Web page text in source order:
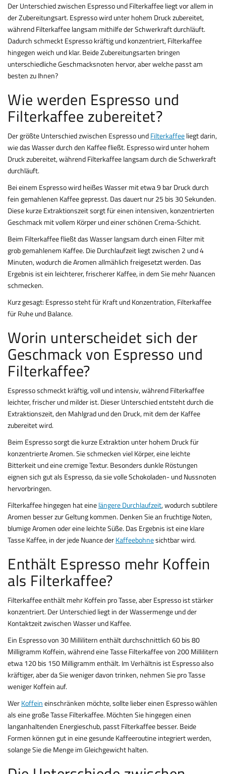
Der Unterschied zwischen Espresso und Filterkaffee liegt vor allem in
der Zubereitungsart. Espresso wird unter hohem Druck zubereitet,
während Filterkaffee langsam mithilfe der Schwerkraft durchläuft.
Dadurch schmeckt Espresso kräftig und konzentriert, Filterkaffee
hingegen weich und klar. Beide Zubereitungsarten bringen
unterschiedliche Geschmacksnoten hervor, aber welche passt am
besten zu Ihnen?
Wie werden Espresso und
Filterkaffee zubereitet?
Der größte Unterschied zwischen Espresso undFilterkaffeeliegt darin,
wie das Wasser durch den Kaffee fließt. Espresso wird unter hohem
Druck zubereitet, während Filterkaffee langsam durch die Schwerkraft
durchläuft.
Bei einem Espresso wird heißes Wasser mit etwa 9 bar Druck durch
fein gemahlenen Kaffee gepresst. Das dauert nur 25 bis 30 Sekunden.
Diese kurze Extraktionszeit sorgt für einen intensiven, konzentrierten
Geschmack mit vollem Körper und einer schönen Crema-Schicht.
Beim Filterkaffee fließt das Wasser langsam durch einen Filter mit
grob gemahlenem Kaffee. Die Durchlaufzeit liegt zwischen 2 und 4
Minuten, wodurch die Aromen allmählich freigesetzt werden. Das
Ergebnis ist ein leichterer, frischerer Kaffee, in dem Sie mehr Nuancen
schmecken.
Kurz gesagt: Espresso steht für Kraft und Konzentration, Filterkaffee
für Ruhe und Balance.
Worin unterscheidet sich der
Geschmack von Espresso und
Filterkaffee?
Espresso schmeckt kräftig, voll und intensiv, während Filterkaffee
leichter, frischer und milder ist. Dieser Unterschied entsteht durch die
Extraktionszeit, den Mahlgrad und den Druck, mit dem der Kaffee
zubereitet wird.
Beim Espresso sorgt die kurze Extraktion unter hohem Druck für
konzentrierte Aromen. Sie schmecken viel Körper, eine leichte
Bitterkeit und eine cremige Textur. Besonders dunkle Röstungen
eignen sich gut als Espresso, da sie volle Schokoladen- und Nussnoten
hervorbringen.
Filterkaffee hingegen hat einelängere Durchlaufzeit, wodurch subtilere
Aromen besser zur Geltung kommen. Denken Sie an fruchtige Noten,
blumige Aromen oder eine leichte Süße. Das Ergebnis ist eine klare
Tasse Kaffee, in der jede Nuance derKaffeebohnesichtbar wird.
Enthält Espresso mehr Koffein
als Filterkaffee?
Filterkaffee enthält mehr Koffein pro Tasse, aber Espresso ist stärker
konzentriert. Der Unterschied liegt in der Wassermenge und der
Kontaktzeit zwischen Wasser und Kaffee.
Ein Espresso von 30 Millilitern enthält durchschnittlich 60 bis 80
Milligramm Koffein, während eine Tasse Filterkaffee von 200 Millilitern
etwa 120 bis 150 Milligramm enthält. Im Verhältnis ist Espresso also
kräftiger, aber da Sie weniger davon trinken, nehmen Sie pro Tasse
weniger Koffein auf.
WerKoffeineinschränken möchte, sollte lieber einen Espresso wählen
als eine große Tasse Filterkaffee. Möchten Sie hingegen einen
langanhaltenden Energieschub, passt Filterkaffee besser. Beide
Formen können gut in eine gesunde Kaffeeroutine integriert werden,
solange Sie die Menge im Gleichgewicht halten.